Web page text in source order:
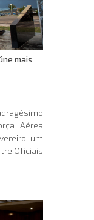
mais
Aérea
um
Oficiais